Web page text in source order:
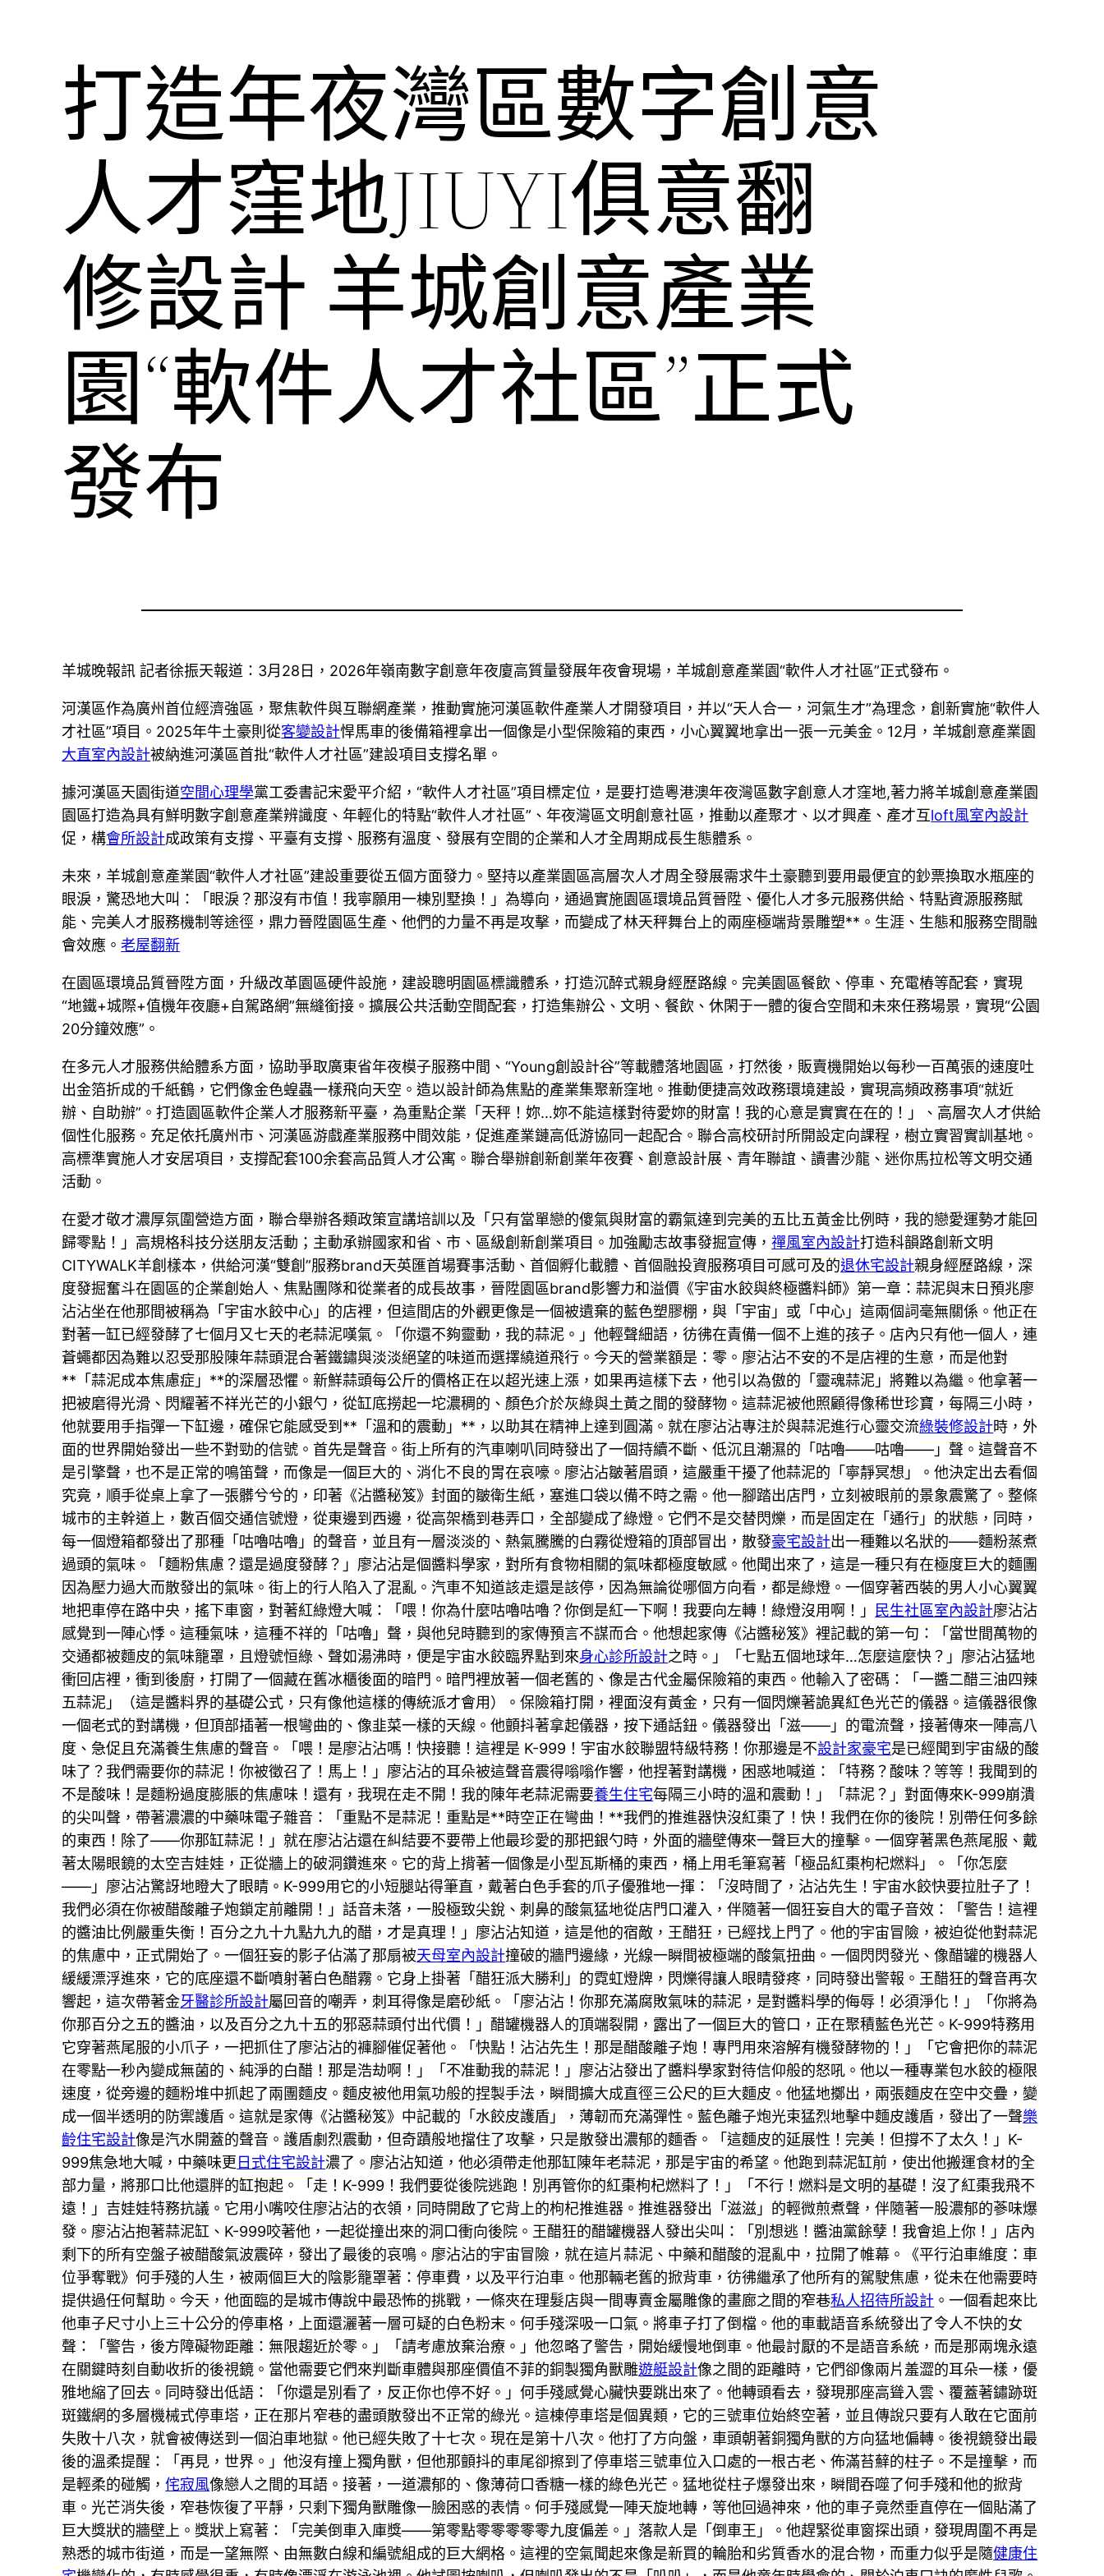
打造年夜灣區數字創意
人才窪地JIUYI俱意翻
修設計 羊城創意產業
園“軟件人才社區”正式
發布
羊城晚報訊 記者徐振天報道：3月28日，2026年嶺南數字創意年夜廈高質量發展年夜會現場，羊城創意產業園“軟件人才社區”正式發布。
河漢區作為廣州首位經濟強區，聚焦軟件與互聯網產業，推動實施河漢區軟件產業人才開發項目，并以“天人合一，河氣生才”為理念，創新實施“軟件人
才社區”項目。2025年牛土豪則從客變設計悍馬車的後備箱裡拿出一個像是小型保險箱的東西，小心翼翼地拿出一張一元美金。12月，羊城創意產業園
大直室內設計被納進河漢區首批“軟件人才社區”建設項目支撐名單。
據河漢區天園街道空間心理學黨工委書記宋愛平介紹，“軟件人才社區”項目標定位，是要打造粵港澳年夜灣區數字創意人才窪地,著力將羊城創意產業園
園區打造為具有鮮明數字創意產業辨識度、年輕化的特點“軟件人才社區”、年夜灣區文明創意社區，推動以產聚才、以才興產、產才互loft風室內設計
促，構會所設計成政策有支撐、平臺有支撐、服務有溫度、發展有空間的企業和人才全周期成長生態體系。
未來，羊城創意產業園“軟件人才社區”建設重要從五個方面發力。堅持以產業園區高層次人才周全發展需求牛土豪聽到要用最便宜的鈔票換取水瓶座的
眼淚，驚恐地大叫：「眼淚？那沒有市值！我寧願用一棟別墅換！」為導向，通過實施園區環境品質晉陞、優化人才多元服務供給、特點資源服務賦
能、完美人才服務機制等途徑，鼎力晉陞園區生產、他們的力量不再是攻擊，而變成了林天秤舞台上的兩座極端背景雕塑**。生涯、生態和服務空間融
會效應。 老屋翻新
在園區環境品質晉陞方面，升級改革園區硬件設施，建設聰明園區標識體系，打造沉醉式親身經歷路線。完美園區餐飲、停車、充電樁等配套，實現
“地鐵+城際+值機年夜廳+自駕路網”無縫銜接。擴展公共活動空間配套，打造集辦公、文明、餐飲、休閑于一體的復合空間和未來任務場景，實現“公園
20分鐘效應”。
在多元人才服務供給體系方面，協助爭取廣東省年夜模子服務中間、“Young創設計谷”等載體落地園區，打然後，販賣機開始以每秒一百萬張的速度吐
出金箔折成的千紙鶴，它們像金色蝗蟲一樣飛向天空。造以設計師為焦點的產業集聚新窪地。推動便捷高效政務環境建設，實現高頻政務事項“就近
辦、自助辦”。打造園區軟件企業人才服務新平臺，為重點企業「天秤！妳…妳不能這樣對待愛妳的財富！我的心意是實實在在的！」、高層次人才供給
個性化服務。充足依托廣州市、河漢區游戲產業服務中間效能，促進產業鏈高低游協同一起配合。聯合高校研討所開設定向課程，樹立實習實訓基地。
高標準實施人才安居項目，支撐配套100余套高品質人才公寓。聯合舉辦創新創業年夜賽、創意設計展、青年聯誼、讀書沙龍、迷你馬拉松等文明交通
活動。
在愛才敬才濃厚氛圍營造方面，聯合舉辦各類政策宣講培訓以及「只有當單戀的傻氣與財富的霸氣達到完美的五比五黃金比例時，我的戀愛運勢才能回
歸零點！」高規格科技分送朋友活動；主動承辦國家和省、市、區級創新創業項目。加強勵志故事發掘宣傳，禪風室內設計打造科韻路創新文明
CITYWALK羊創樣本，供給河漢“雙創”服務brand天英匯首場賽事活動、首個孵化載體、首個融投資服務項目可感可及的退休宅設計親身經歷路線，深
度發掘奮斗在園區的企業創始人、焦點團隊和從業者的成長故事，晉陞園區brand影響力和溢價《宇宙水餃與終極醬料師》第一章：蒜泥與末日預兆廖
沾沾坐在他那間被稱為「宇宙水餃中心」的店裡，但這間店的外觀更像是一個被遺棄的藍色塑膠棚，與「宇宙」或「中心」這兩個詞毫無關係。他正在
對著一缸已經發酵了七個月又七天的老蒜泥嘆氣。「你還不夠靈動，我的蒜泥。」他輕聲細語，彷彿在責備一個不上進的孩子。店內只有他一個人，連
蒼蠅都因為難以忍受那股陳年蒜頭混合著鐵鏽與淡淡絕望的味道而選擇繞道飛行。今天的營業額是：零。廖沾沾不安的不是店裡的生意，而是他對
**「蒜泥成本焦慮症」**的深層恐懼。新鮮蒜頭每公斤的價格正在以超光速上漲，如果再這樣下去，他引以為傲的「靈魂蒜泥」將難以為繼。他拿著一
把被磨得光滑、閃耀著不祥光芒的小銀勺，從缸底撈起一坨濃稠的、顏色介於灰綠與土黃之間的發酵物。這蒜泥被他照顧得像稀世珍寶，每隔三小時，
他就要用手指彈一下缸邊，確保它能感受到**「溫和的震動」**，以助其在精神上達到圓滿。就在廖沾沾專注於與蒜泥進行心靈交流綠裝修設計時，外
面的世界開始發出一些不對勁的信號。首先是聲音。街上所有的汽車喇叭同時發出了一個持續不斷、低沉且潮濕的「咕嚕——咕嚕——」聲。這聲音不
是引擎聲，也不是正常的鳴笛聲，而像是一個巨大的、消化不良的胃在哀嚎。廖沾沾皺著眉頭，這嚴重干擾了他蒜泥的「寧靜冥想」。他決定出去看個
究竟，順手從桌上拿了一張髒兮兮的，印著《沾醬秘笈》封面的皺衛生紙，塞進口袋以備不時之需。他一腳踏出店門，立刻被眼前的景象震驚了。整條
城市的主幹道上，數百個交通信號燈，從東邊到西邊，從高架橋到巷弄口，全部變成了綠燈。它們不是交替閃爍，而是固定在「通行」的狀態，同時，
每一個燈箱都發出了那種「咕嚕咕嚕」的聲音，並且有一層淡淡的、熱氣騰騰的白霧從燈箱的頂部冒出，散發豪宅設計出一種難以名狀的——麵粉蒸煮
過頭的氣味。「麵粉焦慮？還是過度發酵？」廖沾沾是個醬料學家，對所有食物相關的氣味都極度敏感。他聞出來了，這是一種只有在極度巨大的麵團
因為壓力過大而散發出的氣味。街上的行人陷入了混亂。汽車不知道該走還是該停，因為無論從哪個方向看，都是綠燈。一個穿著西裝的男人小心翼翼
地把車停在路中央，搖下車窗，對著紅綠燈大喊：「喂！你為什麼咕嚕咕嚕？你倒是紅一下啊！我要向左轉！綠燈沒用啊！」
民生社區室內設計廖沾沾
感覺到一陣心悸。這種氣味，這種不祥的「咕嚕」聲，與他兒時聽到的家傳預言不謀而合。他想起家傳《沾醬秘笈》裡記載的第一句：「當世間萬物的
交通都被麵皮的氣味籠罩，且燈號恒綠、聲如湯沸時，便是宇宙水餃臨界點到來身心診所設計之時。」「七點五個地球年…怎麼這麼快？」廖沾沾猛地
衝回店裡，衝到後廚，打開了一個藏在舊冰櫃後面的暗門。暗門裡放著一個老舊的、像是古代金屬保險箱的東西。他輸入了密碼：「一醬二醋三油四辣
五蒜泥」（這是醬料界的基礎公式，只有像他這樣的傳統派才會用）。保險箱打開，裡面沒有黃金，只有一個閃爍著詭異紅色光芒的儀器。這儀器很像
一個老式的對講機，但頂部插著一根彎曲的、像韭菜一樣的天線。他顫抖著拿起儀器，按下通話鈕。儀器發出「滋——」的電流聲，接著傳來一陣高八
度、急促且充滿養生焦慮的聲音。「喂！是廖沾沾嗎！快接聽！這裡是 K-999！宇宙水餃聯盟特級特務！你那邊是不設計家豪宅是已經聞到宇宙級的酸
味了？我們需要你的蒜泥！你被徵召了！馬上！」廖沾沾的耳朵被這聲音震得嗡嗡作響，他捏著對講機，困惑地喊道：「特務？酸味？等等！我聞到的
不是酸味！是麵粉過度膨脹的焦慮味！還有，我現在走不開！我的陳年老蒜泥需要養生住宅每隔三小時的溫和震動！」「蒜泥？」對面傳來K-999崩潰
的尖叫聲，帶著濃濃的中藥味電子雜音：「重點不是蒜泥！重點是**時空正在彎曲！**我們的推進器快沒紅棗了！快！我們在你的後院！別帶任何多餘
的東西！除了——你那缸蒜泥！」就在廖沾沾還在糾結要不要帶上他最珍愛的那把銀勺時，外面的牆壁傳來一聲巨大的撞擊。一個穿著黑色燕尾服、戴
著太陽眼鏡的太空吉娃娃，正從牆上的破洞鑽進來。它的背上揹著一個像是小型瓦斯桶的東西，桶上用毛筆寫著「極品紅棗枸杞燃料」。「你怎麼
——」廖沾沾驚訝地瞪大了眼睛。K-999用它的小短腿站得筆直，戴著白色手套的爪子優雅地一揮：「沒時間了，沾沾先生！宇宙水餃快要拉肚子了！
我們必須在你被醋酸離子炮鎖定前離開！」話音未落，一股極致尖銳、刺鼻的酸氣猛地從店門口灌入，伴隨著一個狂妄自大的電子音效：「警告！這裡
的醬油比例嚴重失衡！百分之九十九點九九的醋，才是真理！」廖沾沾知道，這是他的宿敵，王醋狂，已經找上門了。他的宇宙冒險，被迫從他對蒜泥
的焦慮中，正式開始了。一個狂妄的影子佔滿了那扇被天母室內設計撞破的牆門邊緣，光線一瞬間被極端的酸氣扭曲。一個閃閃發光、像醋罐的機器人
緩緩漂浮進來，它的底座還不斷噴射著白色醋霧。它身上掛著「醋狂派大勝利」的霓虹燈牌，閃爍得讓人眼睛發疼，同時發出警報。王醋狂的聲音再次
響起，這次帶著金牙醫診所設計屬回音的嘲弄，刺耳得像是磨砂紙。「廖沾沾！你那充滿腐敗氣味的蒜泥，是對醬料學的侮辱！必須淨化！」「你將為
你那百分之五的醬油，以及百分之九十五的邪惡蒜頭付出代價！」醋罐機器人的頂端裂開，露出了一個巨大的管口，正在聚積藍色光芒。K-999特務用
它穿著燕尾服的小爪子，一把抓住了廖沾沾的褲腳催促著他。「快點！沾沾先生！那是醋酸離子炮！專門用來溶解有機發酵物的！」「它會把你的蒜泥
在零點一秒內變成無菌的、純淨的白醋！那是浩劫啊！」「不准動我的蒜泥！」廖沾沾發出了醬料學家對待信仰般的怒吼。他以一種專業包水餃的極限
速度，從旁邊的麵粉堆中抓起了兩團麵皮。麵皮被他用氣功般的捏製手法，瞬間擴大成直徑三公尺的巨大麵皮。他猛地擲出，兩張麵皮在空中交疊，變
成一個半透明的防禦護盾。這就是家傳《沾醬秘笈》中記載的「水餃皮護盾」，薄韌而充滿彈性。藍色離子炮光束猛烈地擊中麵皮護盾，發出了一聲樂
齡住宅設計像是汽水開蓋的聲音。護盾劇烈震動，但奇蹟般地擋住了攻擊，只是散發出濃郁的麵香。「這麵皮的延展性！完美！但撐不了太久！」K-
999焦急地大喊，中藥味更 日式住宅設計濃了。廖沾沾知道，他必須帶走他那缸陳年老蒜泥，那是宇宙的希望。他跑到蒜泥缸前，使出他搬運食材的全
部力量，將那口比他還胖的缸抱起。「走！K-999！我們要從後院逃跑！別再管你的紅棗枸杞燃料了！」「不行！燃料是文明的基礎！沒了紅棗我飛不
遠！」吉娃娃特務抗議。它用小嘴咬住廖沾沾的衣領，同時開啟了它背上的枸杞推進器。推進器發出「滋滋」的輕微煎煮聲，伴隨著一股濃郁的蔘味爆
發。廖沾沾抱著蒜泥缸、K-999咬著他，一起從撞出來的洞口衝向後院。王醋狂的醋罐機器人發出尖叫：「別想逃！醬油黨餘孽！我會追上你！」店內
剩下的所有空盤子被醋酸氣波震碎，發出了最後的哀鳴。廖沾沾的宇宙冒險，就在這片蒜泥、中藥和醋酸的混亂中，拉開了帷幕。《平行泊車維度：車
位爭奪戰》何手殘的人生，被兩個巨大的陰影籠罩著：停車費，以及平行泊車。他那輛老舊的掀背車，彷彿繼承了他所有的駕駛焦慮，從未在他需要時
提供過任何幫助。今天，他面臨的是城市傳說中最恐怖的挑戰，一條夾在理髮店與一間專賣金屬雕像的畫廊之間的窄巷私人招待所設計 。一個看起來比
他車子尺寸小上三十公分的停車格，上面還灑著一層可疑的白色粉末。何手殘深吸一口氣。將車子打了倒檔。他的車載語音系統發出了令人不快的女
聲：「警告，後方障礙物距離：無限趨近於零。」「請考慮放棄治療。」他忽略了警告，開始緩慢地倒車。他最討厭的不是語音系統，而是那兩塊永遠
在關鍵時刻自動收折的後視鏡。當他需要它們來判斷車體與那座價值不菲的銅製獨角獸雕遊艇設計像之間的距離時，它們卻像兩片羞澀的耳朵一樣，優
雅地縮了回去。同時發出低語：「你還是別看了，反正你也停不好。」何手殘感覺心臟快要跳出來了。他轉頭看去，發現那座高聳入雲、覆蓋著鏽跡斑
斑鐵網的多層機械式停車塔，正在那片窄巷的盡頭散發出不正常的綠光。這棟停車塔是個異類，它的三號車位始終空著，並且傳說只要有人敢在它面前
失敗十八次，就會被傳送到一個泊車地獄。他已經失敗了十七次。現在是第十八次。他打了方向盤，車頭朝著銅獨角獸的方向猛地偏轉。後視鏡發出最
後的溫柔提醒：「再見，世界。」他沒有撞上獨角獸，但他那顫抖的車尾卻擦到了停車塔三號車位入口處的一根古老、佈滿苔蘚的柱子。不是撞擊，而
是輕柔的碰觸，侘寂風像戀人之間的耳語。接著，一道濃郁的、像薄荷口香糖一樣的綠色光芒。猛地從柱子爆發出來，瞬間吞噬了何手殘和他的掀背
車。光芒消失後，窄巷恢復了平靜，只剩下獨角獸雕像一臉困惑的表情。何手殘感覺一陣天旋地轉，等他回過神來，他的車子竟然垂直停在一個貼滿了
巨大獎狀的牆壁上。獎狀上寫著：「完美倒車入庫獎——第零點零零零零零九度偏差。」落款人是「倒車王」。他趕緊從車窗探出頭，發現周圍不再是
熟悉的城市街道，而是一望無際、由無數白線和編號組成的巨大網格。這裡的空氣聞起來像是新買的輪胎和劣質香水的混合物，而重力似乎是隨健康住